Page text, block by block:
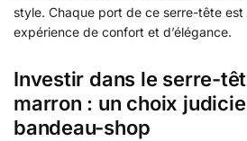
style. Chaque port de ce serre-tête
expérience de confort et d’élégance.
Investir dans le serre-
marron : un choix
bandeau-shop